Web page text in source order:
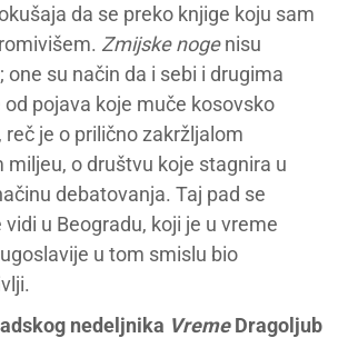
da se preko knjige koju sam
Zmijske nogenisu
one su način da i sebi i drugima
pojava koje muče kosovsko
reč je o prilično zakržljalom
o društvu koje stagnira u
debatovanja. Taj pad se
u Beogradu, koji je u vreme
u tom smislu bio
nedeljnika VremeDragoljub